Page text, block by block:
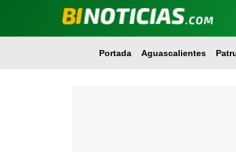
Portada Aguascalientes